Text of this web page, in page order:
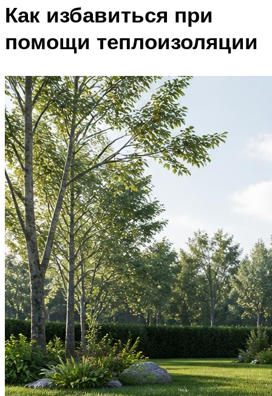
Как избавиться при
помощи теплоизоляции